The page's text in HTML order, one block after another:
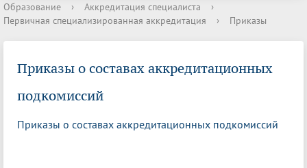
Образование › Аккредитация специалиста
›
Первичная специализированная аккредитация
› Приказы
Приказы о составах аккредитационных
подкомиссий
Приказы о составах аккредитационных подкомиссий